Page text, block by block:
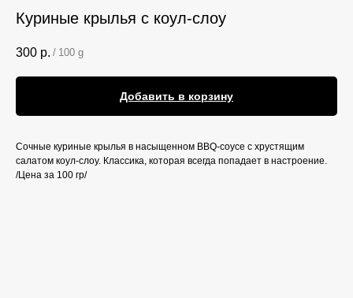
Куриные крылья с коул-слоу
300 р. / 100 g
Добавить в корзину
Сочные куриные крылья в насыщенном BBQ-соусе с хрустящим
салатом коул-слоу. Классика, которая всегда попадает в настроение.
/Цена за 100 гр/